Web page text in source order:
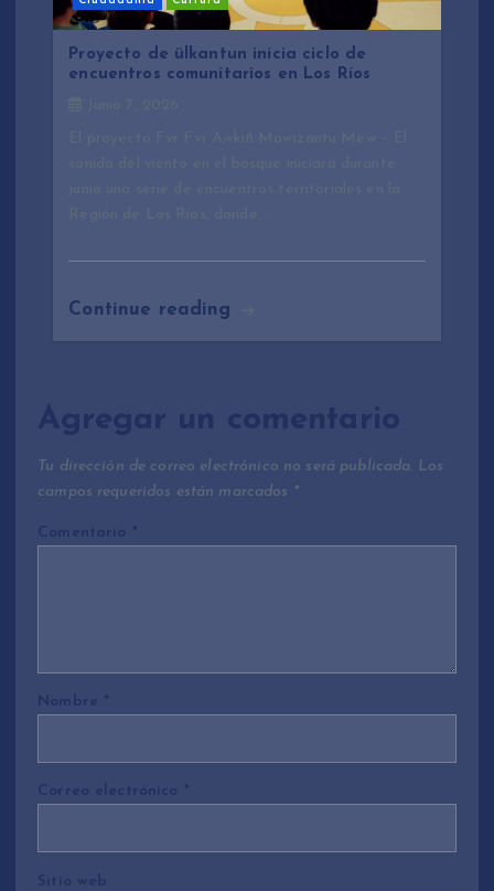
Proyecto de ülkantun inicia ciclo de
encuentros comunitarios en Los Ríos
Continue reading
Agregar un comentario
Tu dirección de correo electrónico no será publicada. Los
campos requeridos están marcados *
Comentario *
Nombre *
Correo electrónico *
Sitio web